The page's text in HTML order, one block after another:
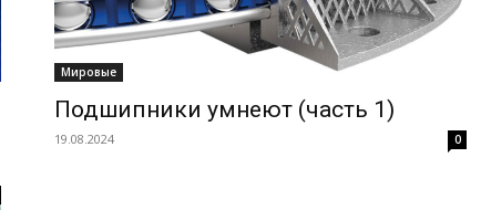
Мировые
Подшипники умнеют (часть 1)
19.08.2024 0